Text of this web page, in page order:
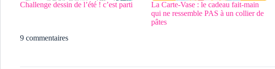
Challenge dessin de l’été ! c’est parti
La Carte-Vase : le cadeau fait-main
qui ne ressemble PAS à un collier de
pâtes
9 commentaires